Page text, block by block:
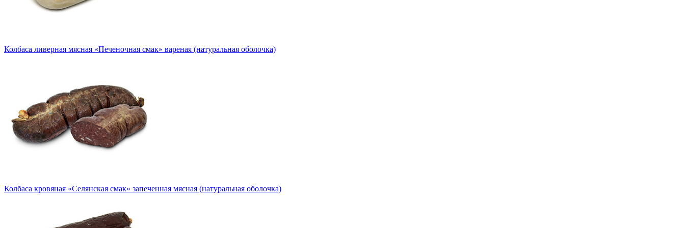
Колбаса ливерная мясная «Печеночная смак» вареная (натуральная оболочка)
Колбаса кровяная «Селянская смак» запеченная мясная (натуральная оболочка)